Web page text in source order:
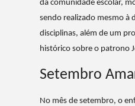
da comunidade escolar,
sendo realizado mesmo à
disciplinas, além de um
histórico sobre o patrono
Setembro
No mês de setembro, o